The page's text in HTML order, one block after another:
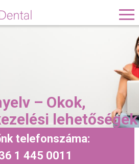
– Okok,
lehetőségek
telefonszáma:
1 445 0011